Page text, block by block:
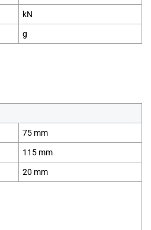
kN
g
75 mm
115 mm
20 mm